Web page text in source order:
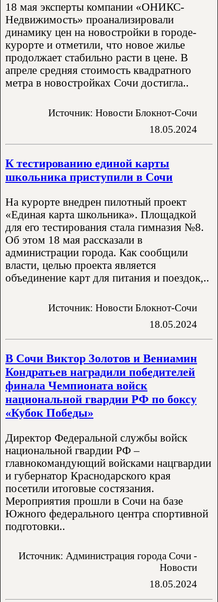
18 мая эксперты компании «ОНИКС-
Недвижимость» проанализировали
динамику цен на новостройки в городе-
курорте и отметили, что новое жилье
продолжает стабильно расти в цене. В
апреле средняя стоимость квадратного
метра в новостройках Сочи достигла..
Источник: Новости Блокнот-Сочи
18.05.2024
К тестированию единой карты
школьника приступили в Сочи
На курорте внедрен пилотный проект
«Единая карта школьника». Площадкой
для его тестирования стала гимназия №8.
Об этом 18 мая рассказали в
администрации города. Как сообщили
власти, целью проекта является
объединение карт для питания и поездок,..
Источник: Новости Блокнот-Сочи
18.05.2024
В Сочи Виктор Золотов и Вениамин
Кондратьев наградили победителей
финала Чемпионата войск
национальной гвардии РФ по боксу
«Кубок Победы»
Директор Федеральной службы войск
национальной гвардии РФ –
главнокомандующий войсками нацгвардии
и губернатор Краснодарского края
посетили итоговые состязания.
Мероприятия прошли в Сочи на базе
Южного федерального центра спортивной
подготовки..
Источник: Администрация города Сочи -
Новости
18.05.2024